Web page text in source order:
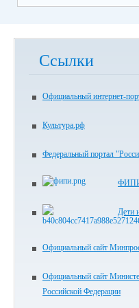
Ссылки
Официальный интернет-
Культура.рф
Федеральный портал
Дети
Официальный сайт
Официальный сайт
Российской Федерации